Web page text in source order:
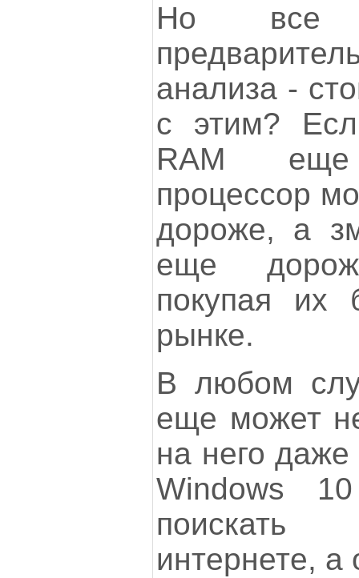
Но все
анализа -
с этим?
RAM
процессор
дороже, а
еще
покупая их
рынке.
В любом
еще может
на него
Windows
интернете, а